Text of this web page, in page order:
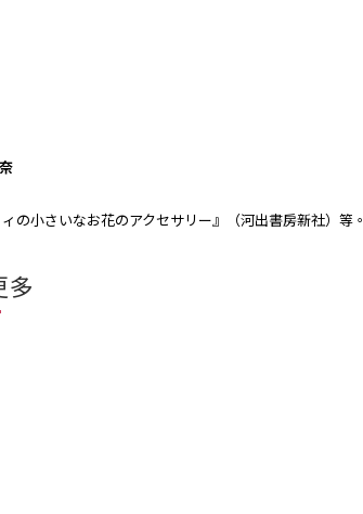
の小さいなお花のアクセサリー』（河出書房新社）等。
多